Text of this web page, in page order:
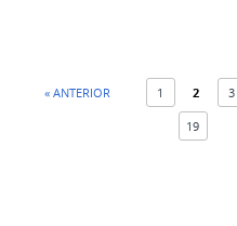
« ANTERIOR 1 2 3
19